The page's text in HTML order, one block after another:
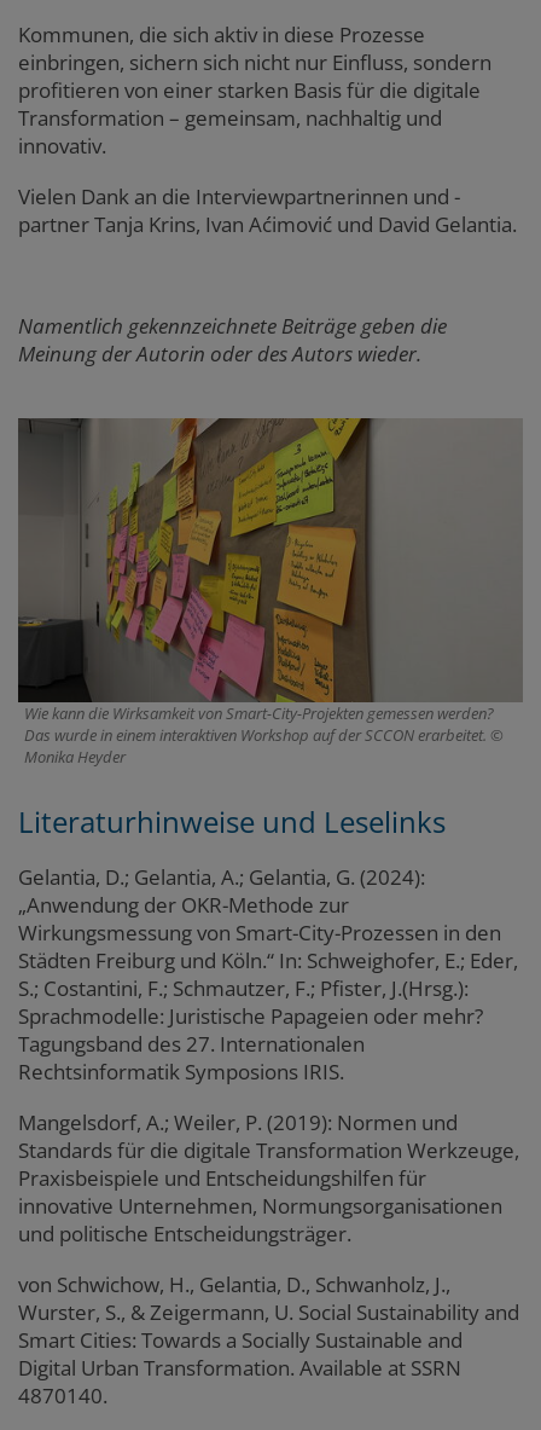
Kommunen, die sich aktiv in diese Prozesse
einbringen, sichern sich nicht nur Einfluss, sondern
profitieren von einer starken Basis für die digitale
Transformation – gemeinsam, nachhaltig und
innovativ.
Vielen Dank an die Interviewpartnerinnen und -
partner Tanja Krins, Ivan Aćimović und David Gelantia.
Namentlich gekennzeichnete Beiträge geben die
Meinung der Autorin oder des Autors wieder.
Wie kann die Wirksamkeit von Smart-City-Projekten gemessen werden?
Das wurde in einem interaktiven Workshop auf der SCCON erarbeitet.
Monika Heyder
Literaturhinweise und Leselinks
Gelantia, D.; Gelantia, A.; Gelantia, G. (2024):
„Anwendung der OKR-Methode zur
Wirkungsmessung von Smart-City-Prozessen in den
Städten Freiburg und Köln.“ In: Schweighofer, E.; Eder,
S.; Costantini, F.; Schmautzer, F.; Pfister, J.(Hrsg.):
Sprachmodelle: Juristische Papageien oder mehr?
Tagungsband des 27. Internationalen
Rechtsinformatik Symposions IRIS.
Mangelsdorf, A.; Weiler, P. (2019): Normen und
Standards für die digitale Transformation Werkzeuge,
Praxisbeispiele und Entscheidungshilfen für
innovative Unternehmen, Normungsorganisationen
und politische Entscheidungsträger.
von Schwichow, H., Gelantia, D., Schwanholz, J.,
Wurster, S., & Zeigermann, U. Social Sustainability and
Smart Cities: Towards a Socially Sustainable and
Digital Urban Transformation. Available at SSRN
4870140.